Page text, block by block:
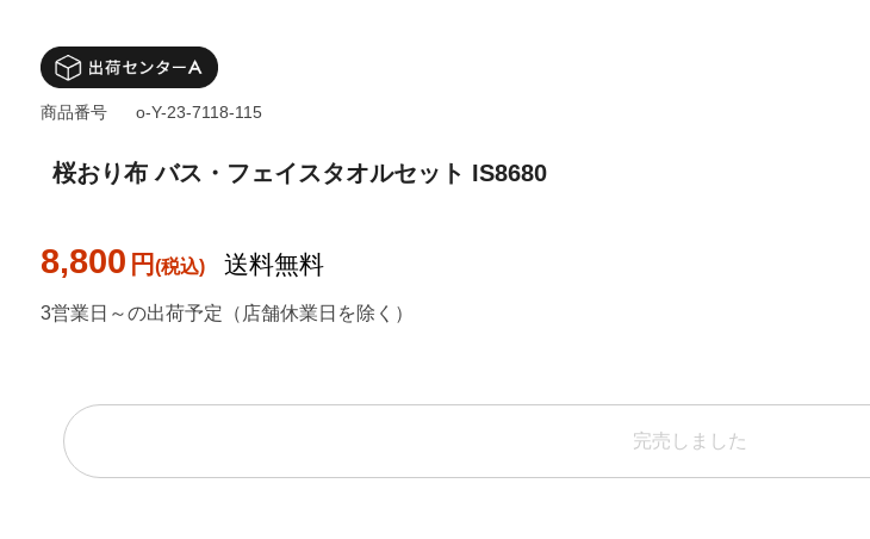
桜おり布 バス・フェイスタオルセット IS8680
8,800 円 送料無料
商品番号 o-Y-23-7118-115
3営業日～の出荷予定（店舗休業日を除く）
完売しました